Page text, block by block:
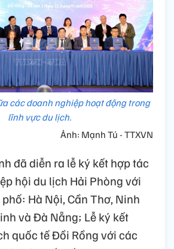
các doanh nghiệp hoạt động trong
lĩnh vực du lịch.
Ảnh: Mạnh Tú - TTXVN
đã diễn ra lễ ký kết hợp tác
hội du lịch Hải Phòng với
Hà Nội, Cần Thơ, Ninh
và Đà Nẵng; Lễ ký kết
quốc tế Đồi Rồng với các